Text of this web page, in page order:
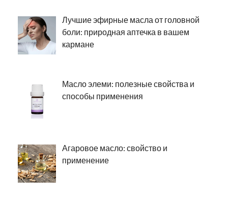
Лучшие эфирные масла от головной
боли: природная аптечка в вашем
кармане
Масло элеми: полезные свойства и
способы применения
Агаровое масло: свойство и
применение